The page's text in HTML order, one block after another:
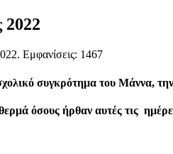
2022
. Εμφανίσεις: 1467
συγκρότημα του Μάννα,
όσους ήρθαν αυτές τις